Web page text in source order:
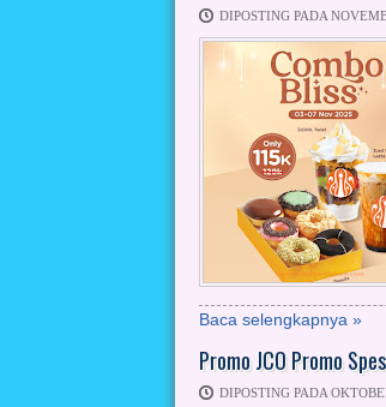
DIPOSTING PADA
Baca selengkapnya »
Promo JCO Promo
DIPOSTING PADA